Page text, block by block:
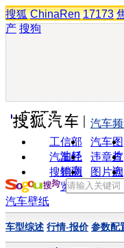
搜狐 ChinaRen 17173
产 搜狗
实用工具
工信部
油耗
汽车图
片
汽车经
销商
违章查
询
搜狗浏
览器
图片欣
赏
汽车
汽车壁纸
车型综述 行情-报价 参数配